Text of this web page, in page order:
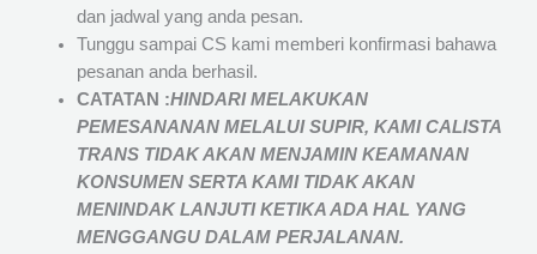
dan jadwal yang anda pesan.
Tunggu sampai CS kami memberi konfirmasi bahawa
pesanan anda berhasil.
CATATAN :HINDARI MELAKUKAN
PEMESANANAN MELALUI SUPIR, KAMICALISTA
TRANSTIDAK AKAN MENJAMINKEAMANAN
KONSUMEN SERTA KAMI TIDAK AKAN
MENINDAK LANJUTI KETIKA ADA HAL YANG
MENGGANGU DALAM PERJALANAN.